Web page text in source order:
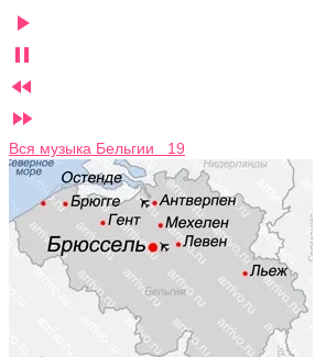




Вся музыка Бельгии 19